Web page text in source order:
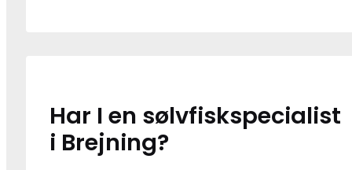
Har I en sølvfiskspecialist
i Brejning?